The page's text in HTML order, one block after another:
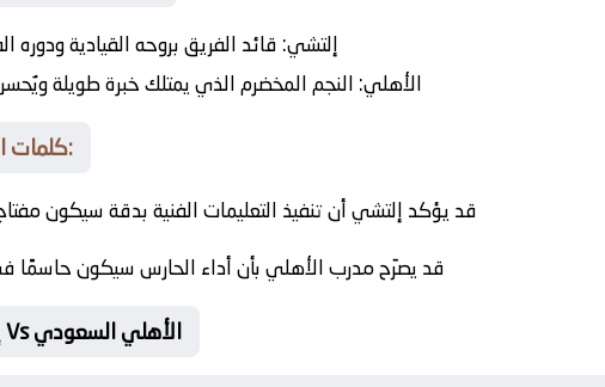
إلتشي: قائد الفريق بروحه القيادية ودوره
الأهلي: النجم المخضرم الذي يمتلك خبرة طويلة
كلمات المدرب قبل المواجهة:
قد يؤكد إلتشي أن تنفيذ التعليمات الفنية بدقة سيكون
قد يصرّح مدرب الأهلي بأن أداء الحارس سيكون حاسمًا
Matche Card إلتشي Vs الأهلي السعودي